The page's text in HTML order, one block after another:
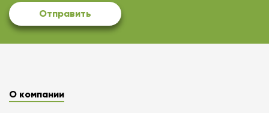
Отправить
О компании